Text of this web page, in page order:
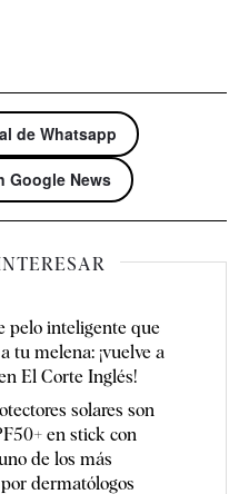
de Whatsapp
Google News
pelo inteligente que
tu melena: ¡vuelve a
El Corte Inglés!
solares son
en stick con
de los más
dermatólogos